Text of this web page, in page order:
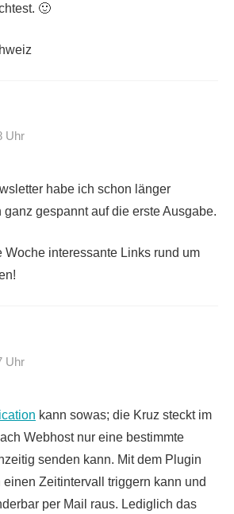
🙂
Uhr
habe ich schon länger
gespannt auf die erste Ausgabe.
Woche interessante Links rund um
Uhr
kann sowas; die Kruz steckt im
Webhost nur eine bestimmte
senden kann. Mit dem Plugin
einen Zeitintervall triggern kann und
per Mail raus. Lediglich das